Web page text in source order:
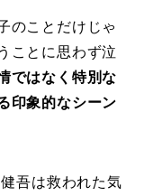
のことだけじゃ
ことに思わず泣
ではなく特別な
印象的なシーン
吾は救われた気